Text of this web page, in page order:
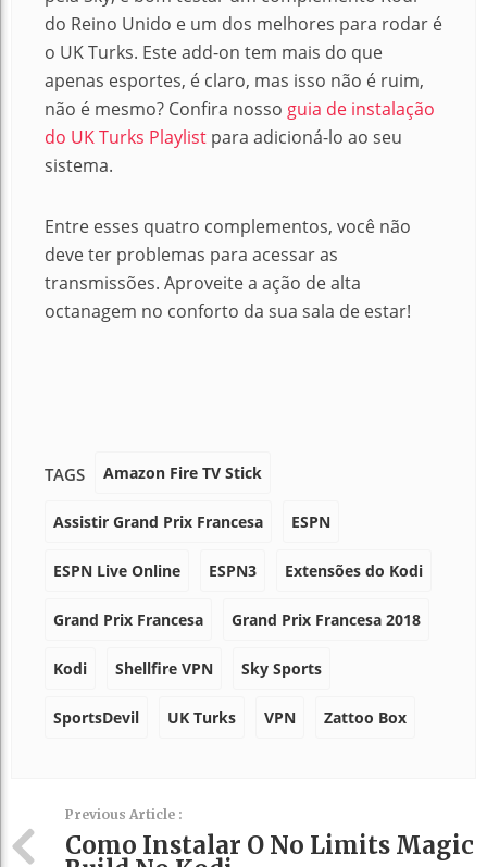
do Reino Unido e um dos melhores para rodar é
o UK Turks. Este add-on tem mais do que
apenas esportes, é claro, mas isso não é ruim,
não é mesmo? Confira nosso guia de instalação
do UK Turks Playlist para adicioná-lo ao seu
sistema.
Entre esses quatro complementos, você não
deve ter problemas para acessar as
transmissões. Aproveite a ação de alta
octanagem no conforto da sua sala de estar!
TAGS Amazon Fire TV Stick
Assistir Grand Prix Francesa ESPN
ESPN Live Online ESPN3 Extensões do Kodi
Grand Prix Francesa Grand Prix Francesa 2018
Kodi Shellfire VPN Sky Sports
SportsDevil UK Turks VPN Zattoo Box
Previous Article :
Como Instalar O No Limits Magic